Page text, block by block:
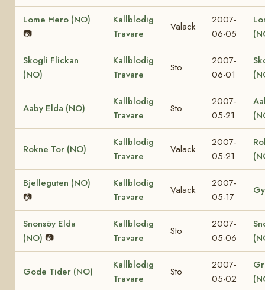
Lome Hero (NO)
📷
Kallblodig
Travare
Valack
2007-
06-05
Skogli Flickan
(NO)
Kallblodig
Travare
Sto
2007-
06-01
Aaby Elda (NO)
Kallblodig
Travare
Sto
2007-
05-21
Rokne Tor (NO)
Kallblodig
Travare
Valack
2007-
05-21
Bjelleguten (NO)
📷
Kallblodig
Travare
Valack
2007-
05-17
Snonsöy Elda
(NO) 📷
Kallblodig
Travare
Sto
2007-
05-06
Gode Tider (NO)
Kallblodig
Travare
Sto
2007-
05-02